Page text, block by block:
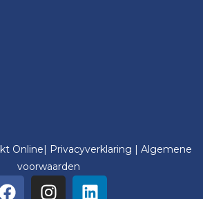
Online| Privacyverklaring | Algemene
voorwaarden